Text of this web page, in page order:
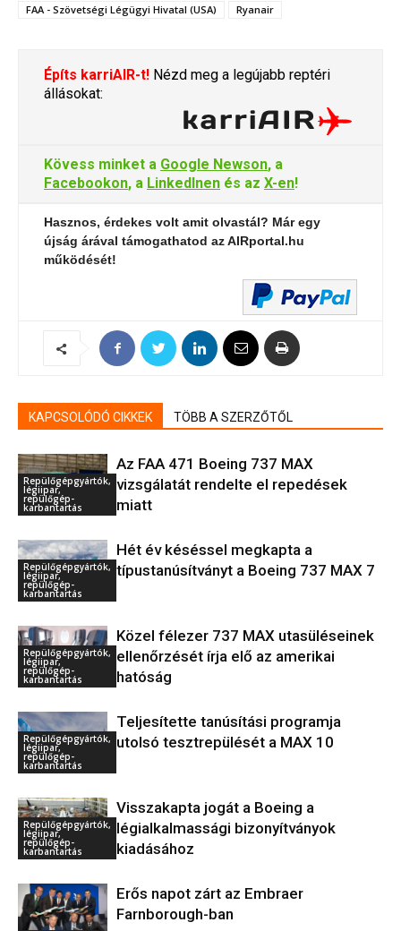
FAA - Szövetségi Légügyi Hivatal (USA)
Ryanair
Építs karriAIR-t! Nézd meg a legújabb reptéri
állásokat:
Kövess minket a Google Newson, a
Facebookon, a LinkedInen és az X-en!
Hasznos, érdekes volt amit olvastál? Már egy
újság árával támogathatod az AIRportal.hu
működését!
KAPCSOLÓDÓ CIKKEK TÖBB A SZERZŐTŐL
Repülőgépgyártók,
légiipar,
repülőgép-
karbantartás
Az FAA 471 Boeing 737 MAX
vizsgálatát rendelte el repedések
miatt
Repülőgépgyártók,
légiipar,
repülőgép-
karbantartás
Hét év késéssel megkapta a
típustanúsítványt a Boeing 737 MAX 7
Repülőgépgyártók,
légiipar,
repülőgép-
karbantartás
Közel félezer 737 MAX utasüléseinek
ellenőrzését írja elő az amerikai
hatóság
Repülőgépgyártók,
légiipar,
repülőgép-
karbantartás
Teljesítette tanúsítási programja
utolsó tesztrepülését a MAX 10
Repülőgépgyártók,
légiipar,
repülőgép-
karbantartás
Visszakapta jogát a Boeing a
légialkalmassági bizonyítványok
kiadásához
Erős napot zárt az Embraer
Farnborough-ban